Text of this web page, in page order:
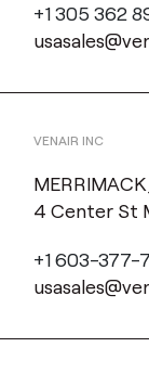
+1 305 362
VENAIR INC
4 Center St
+1 603-377-